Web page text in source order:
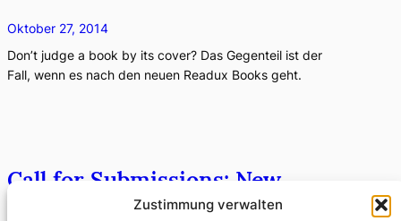
Zustimmung verwalten
Oktober 27, 2014
Don’t judge a book by its cover? Das Gegenteil ist der
Fall, wenn es nach den neuen Readux Books geht.
Call for Submissions: New
German Fiction